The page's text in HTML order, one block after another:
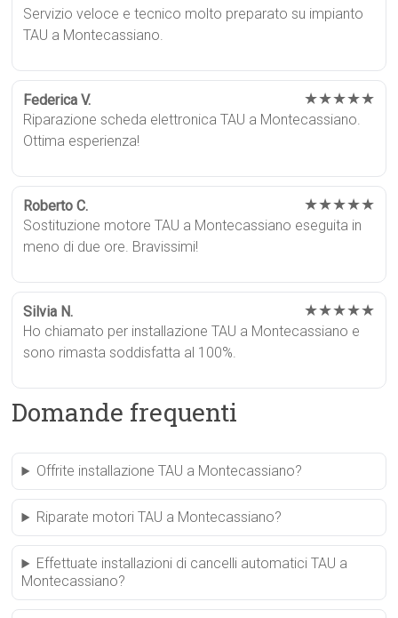
Servizio veloce e tecnico molto preparato su impianto
TAU a Montecassiano.
Federica V. ★★★★★
Riparazione scheda elettronica TAU a Montecassiano.
Ottima esperienza!
Roberto C. ★★★★★
Sostituzione motore TAU a Montecassiano eseguita in
meno di due ore. Bravissimi!
Silvia N. ★★★★★
Ho chiamato per installazione TAU a Montecassiano e
sono rimasta soddisfatta al 100%.
Domande frequenti
Offrite installazione TAU a Montecassiano?
Riparate motori TAU a Montecassiano?
Effettuate installazioni di cancelli automatici TAU a
Montecassiano?